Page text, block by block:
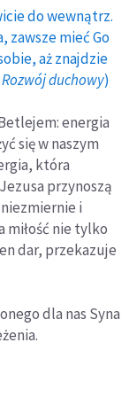
do wewnątrz.
zawsze mieć Go
aż znajdzie
Rozwój duchowy)
energia
się w naszym
która
przynoszą
i
miłość nie tylko
dar, przekazuje
dla nas Syna